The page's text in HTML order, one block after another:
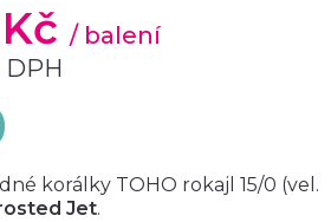
/ balení
korálky TOHO rokajl 15/0 (vel.
Jet.